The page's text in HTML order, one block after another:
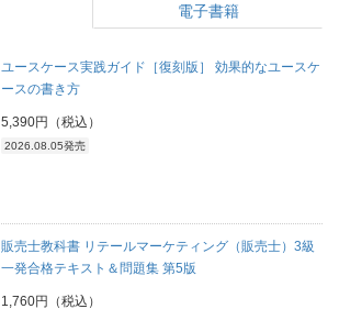
電子書籍
ユースケース実践ガイド［復刻版］ 効果的なユースケ
ースの書き方
5,390円（税込）
2026.08.05発売
販売士教科書 リテールマーケティング（販売士）3級
一発合格テキスト＆問題集 第5版
1,760円（税込）